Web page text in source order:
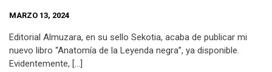
MARZO 13, 2024
Editorial Almuzara, en su sello Sekotia, acaba de publicar mi
nuevo libro “Anatomía de la Leyenda negra”, ya disponible.
Evidentemente, […]